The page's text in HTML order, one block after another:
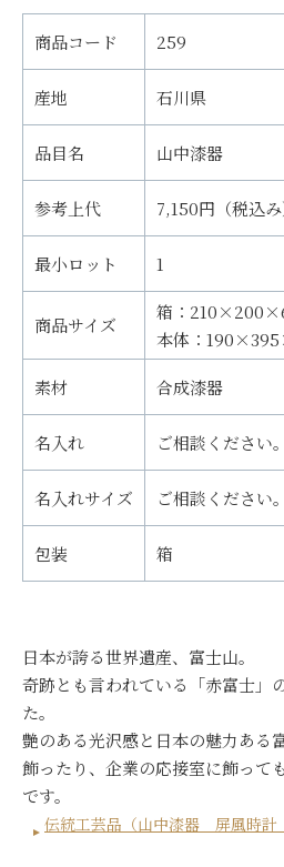
商品コード 259
産地 石川県
品目名 山中漆器
参考上代 7,150円（税込み
最小ロット 1
商品サイズ
箱：
本体：
素材 合成漆器
名入れ ご相談ください。
名入れサイズ ご相談ください。
包装 箱
日本が誇る世界遺産、富士山。
奇跡とも言われている「赤富士」
た。
艶のある光沢感と日本の魅力ある
飾ったり、企業の応接室に飾って
です。
伝統工芸品（山中漆器 屏風時